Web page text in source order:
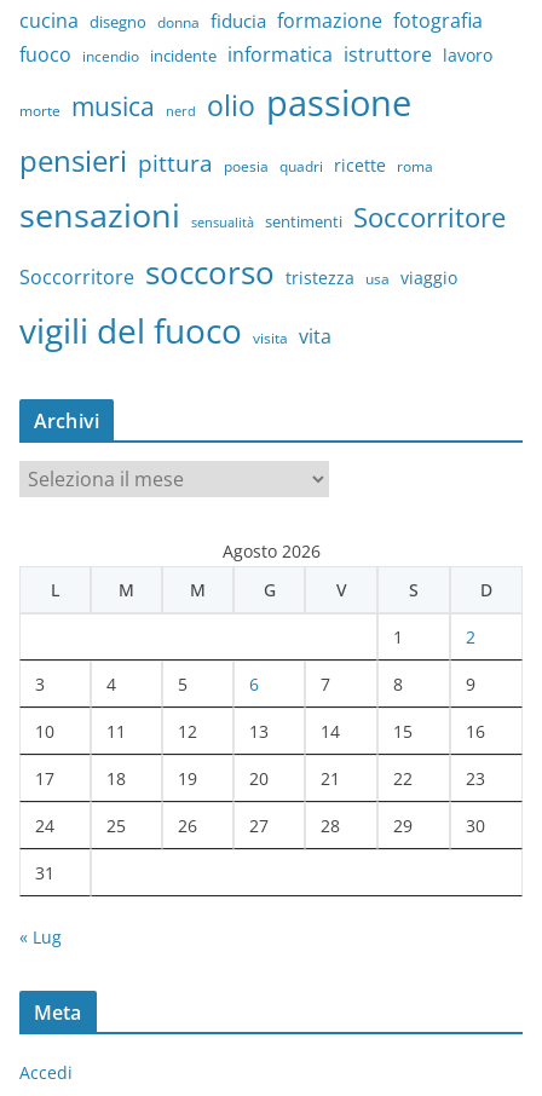
cucina disegno donna fiducia formazione fotografia
fuoco
incendio incidente informatica istruttore lavoro
morte musica nerd olio passione
pensieri pittura poesia quadri ricette roma
sensazioni sensualità sentimenti Soccorritore
Soccorritore soccorso tristezza usa viaggio
vigili del fuoco visita vita
Archivi
r
h
i
Agosto 2026
L
M M G V S D
1 2
3 4 5 6 7 8 9
10 11 12 13 14 15 16
17 18 19 20 21 22 23
24 25 26 27 28 29 30
31
« Lug
Meta
Accedi